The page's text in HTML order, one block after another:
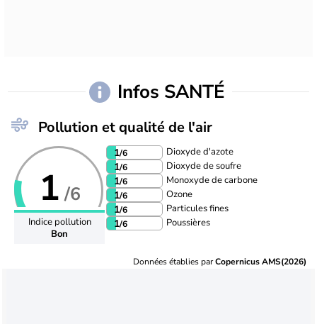
Infos SANTÉ
Pollution et qualité de l'air
1 /6
Indice pollution
Bon
1/6 Dioxyde d'azote
1/6 Dioxyde de soufre
1/6 Monoxyde de carbone
1/6 Ozone
1/6 Particules fines
1/6 Poussières
Données établies parCopernicus AMS(2026)